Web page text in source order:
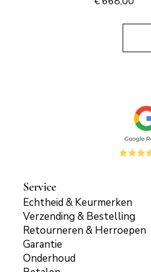
Service
Echtheid & Keurmerken
Verzending & Bestelling
Retourneren & Herroepen
Garantie
Onderhoud